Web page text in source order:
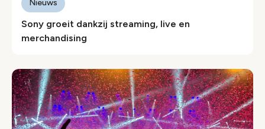
Sony groeit dankzij streaming, live en
merchandising
Nieuws